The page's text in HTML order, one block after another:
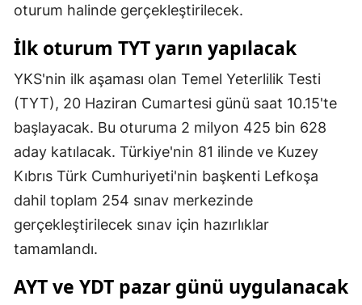
Kastamonu
Kayseri
Kırşehir
Kocaeli
Kütahya
oturum halinde gerçekleştirilecek.
İlk oturum TYT yarın yapılacak
YKS'nin ilk aşaması olan Temel Yeterlilik Testi
(TYT), 20 Haziran Cumartesi günü saat 10.15'te
başlayacak. Bu oturuma 2 milyon 425 bin 628
aday katılacak. Türkiye'nin 81 ilinde ve Kuzey
Kıbrıs Türk Cumhuriyeti'nin başkenti Lefkoşa
dahil toplam 254 sınav merkezinde
gerçekleştirilecek sınav için hazırlıklar
tamamlandı.
AYT ve YDT pazar günü uygulanacak